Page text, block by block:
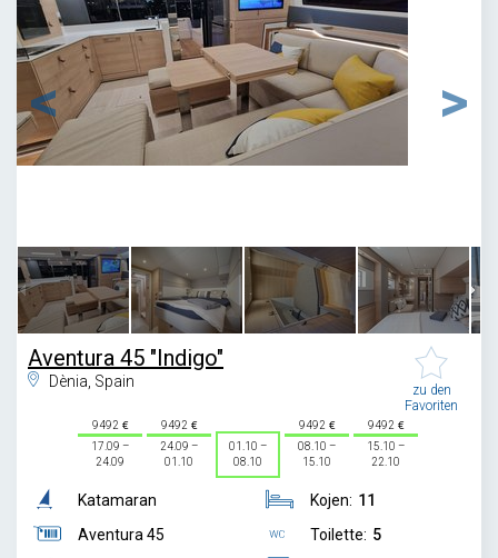
Aventura 45 "Indigo"
Dènia, Spain
zu den
Favoriten
9492
17.09 –
24.09
9492
24.09 –
01.10
01.10 –
08.10
9492
08.10 –
15.10
9492
15.10 –
22.10
Katamaran
Aventura 45
Kojen: 11
Toilette: 5